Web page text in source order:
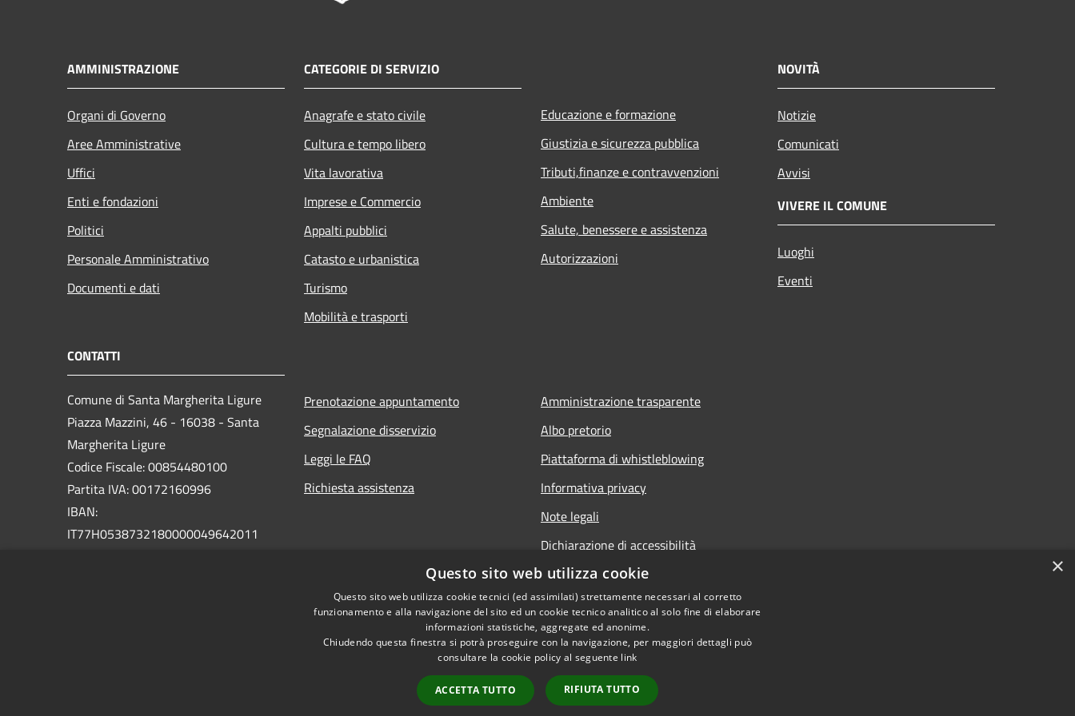
AMMINISTRAZIONE
Organi di Governo
Aree Amministrative
Uffici
Enti e fondazioni
Politici
Personale Amministrativo
Documenti e dati
CATEGORIE DI SERVIZIO
Anagrafe e stato civile
Cultura e tempo libero
Vita lavorativa
Imprese e Commercio
Appalti pubblici
Catasto e urbanistica
Turismo
Mobilità e trasporti
Educazione e formazione
Giustizia e sicurezza pubblica
Tributi,finanze e contravvenzioni
Ambiente
Salute, benessere e assistenza
Autorizzazioni
NOVITÀ
Notizie
Comunicati
Avvisi
VIVERE IL COMUNE
Luoghi
Eventi
CONTATTI
Comune di Santa Margherita Ligure
Piazza Mazzini, 46 - 16038 - Santa
Margherita Ligure
Codice Fiscale: 00854480100
Partita IVA: 00172160996
IBAN:
IT77H0538732180000049642011
Prenotazione appuntamento
Segnalazione disservizio
Leggi le FAQ
Richiesta assistenza
Amministrazione trasparente
Albo pretorio
Piattaforma di whistleblowing
Informativa privacy
Note legali
Dichiarazione di accessibilità
© 2022 • Comune di Santa Margherita Ligure • Powered by
×
Questo sito web utilizza cookie
Questo sito web utilizza cookie tecnici (ed assimilati) strettamente necessari al corretto
funzionamento e alla navigazione del sito ed un cookie tecnico analitico al solo fine di elaborare
informazioni statistiche, aggregate ed anonime.
Chiudendo questa finestra si potrà proseguire con la navigazione, per maggiori dettagli può
consultare la cookie policy al seguente link
ACCETTA TUTTO RIFIUTA TUTTO